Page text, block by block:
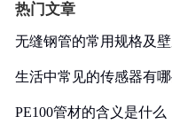
热门文章
无缝钢管的常用规格及
生活中常见的传感器有
PE100管材的含义是什么